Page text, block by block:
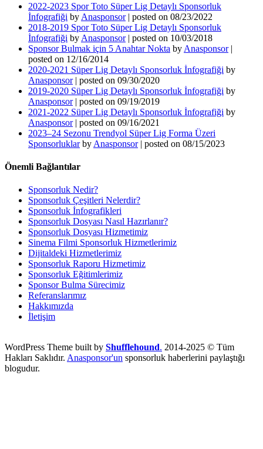
2022-2023 Spor Toto Süper Lig Detaylı Sponsorluk
İnfografiği by Anasponsor| posted on 08/23/2022
2018-2019 Spor Toto Süper Lig Detaylı Sponsorluk
İnfografiği by Anasponsor| posted on 10/03/2018
Sponsor Bulmak için 5 Anahtar Nokta by Anasponsor|
posted on 12/16/2014
2020-2021 Süper Lig Detaylı Sponsorluk İnfografiği by
Anasponsor| posted on 09/30/2020
2019-2020 Süper Lig Detaylı Sponsorluk İnfografiği by
Anasponsor| posted on 09/19/2019
2021-2022 Süper Lig Detaylı Sponsorluk İnfografiği by
Anasponsor| posted on 09/16/2021
2023–24 Sezonu Trendyol Süper Lig Forma Üzeri
Sponsorluklar by Anasponsor| posted on 08/15/2023
Önemli Bağlantılar
Sponsorluk Nedir?
Sponsorluk Çeşitleri Nelerdir?
Sponsorluk İnfografikleri
Sponsorluk Dosyası Nasıl Hazırlanır?
Sponsorluk Dosyası Hizmetimiz
Sinema Filmi Sponsorluk Hizmetlerimiz
Dijitaldeki Hizmetlerimiz
Sponsorluk Raporu Hizmetimiz
Sponsorluk Eğitimlerimiz
Sponsor Bulma Sürecimiz
Referanslarımız
Hakkımızda
İletişim
WordPress Theme built by Shufflehound. 2014-2025 © Tüm
Hakları Saklıdır. Anasponsor'un sponsorluk haberlerini paylaştığı
blogudur.